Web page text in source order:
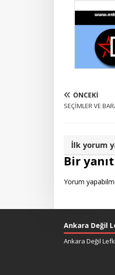
ÖNCEKI
SEÇİMLER VE
İlk yorum
Bir
Yorum
Ankara Değil
Ankara Değil